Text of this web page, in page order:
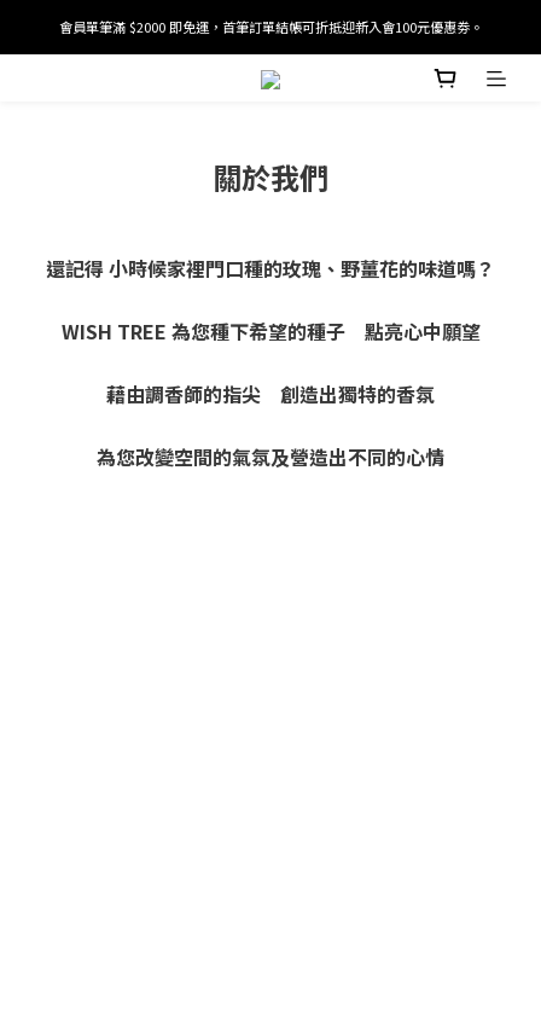
加入/驗證會員並綁定電話號碼，即可獲得百元購物金2張。
會員單筆滿 $2000 即免運，首筆訂單結帳可折抵迎新入會100元優惠劵。
加入/驗證會員並綁定電話號碼，即可獲得百元購物金2張。
關於我們
還記得 小時候家裡門口種的玫瑰、野薑花的味道嗎？
WISH TREE 為您種下希望的種子 點亮心中願望
藉由調香師的指尖 創造出獨特的香氛
為您改變空間的氣氛及營造出不同的心情